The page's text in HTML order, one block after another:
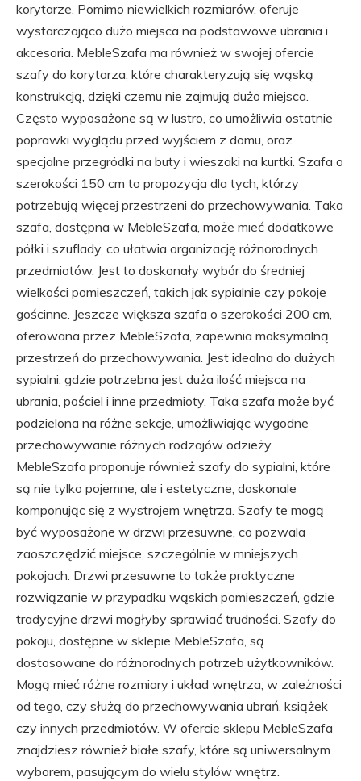
korytarze. Pomimo niewielkich rozmiarów, oferuje
wystarczająco dużo miejsca na podstawowe ubrania i
akcesoria. MebleSzafa ma również w swojej ofercie
szafy do korytarza, które charakteryzują się wąską
konstrukcją, dzięki czemu nie zajmują dużo miejsca.
Często wyposażone są w lustro, co umożliwia ostatnie
poprawki wyglądu przed wyjściem z domu, oraz
specjalne przegródki na buty i wieszaki na kurtki. Szafa o
szerokości 150 cm to propozycja dla tych, którzy
potrzebują więcej przestrzeni do przechowywania. Taka
szafa, dostępna w MebleSzafa, może mieć dodatkowe
półki i szuflady, co ułatwia organizację różnorodnych
przedmiotów. Jest to doskonały wybór do średniej
wielkości pomieszczeń, takich jak sypialnie czy pokoje
gościnne. Jeszcze większa szafa o szerokości 200 cm,
oferowana przez MebleSzafa, zapewnia maksymalną
przestrzeń do przechowywania. Jest idealna do dużych
sypialni, gdzie potrzebna jest duża ilość miejsca na
ubrania, pościel i inne przedmioty. Taka szafa może być
podzielona na różne sekcje, umożliwiając wygodne
przechowywanie różnych rodzajów odzieży.
MebleSzafa proponuje również szafy do sypialni, które
są nie tylko pojemne, ale i estetyczne, doskonale
komponując się z wystrojem wnętrza. Szafy te mogą
być wyposażone w drzwi przesuwne, co pozwala
zaoszczędzić miejsce, szczególnie w mniejszych
pokojach. Drzwi przesuwne to także praktyczne
rozwiązanie w przypadku wąskich pomieszczeń, gdzie
tradycyjne drzwi mogłyby sprawiać trudności. Szafy do
pokoju, dostępne w sklepie MebleSzafa, są
dostosowane do różnorodnych potrzeb użytkowników.
Mogą mieć różne rozmiary i układ wnętrza, w zależności
od tego, czy służą do przechowywania ubrań, książek
czy innych przedmiotów. W ofercie sklepu MebleSzafa
znajdziesz również białe szafy, które są uniwersalnym
wyborem, pasującym do wielu stylów wnętrz.